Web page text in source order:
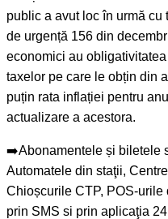
public a avut loc în urmă cu
de urgență 156 din
economici au
taxelor pe care le obțin din
puțin rata inflației pentru
actualizare a acestora.
➡️Abonamentele și biletele
Automatele din staţii,
Chioșcurile CTP, POS-
prin SMS si prin aplicaţia